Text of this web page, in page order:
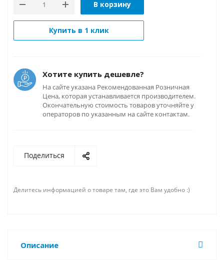
В корзину
Купить в 1 клик
Хотите купить дешевле?
На сайте указана Рекомендованная Розничная
Цена, которая устанавливается производителем.
Окончательную стоимость товаров уточняйте у
операторов по указанным на сайте контактам.
Поделиться
Делитесь информацией о товаре там, где это Вам удобно :)
Описание